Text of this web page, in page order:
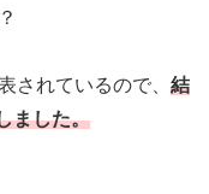
されているので、 結
ました。